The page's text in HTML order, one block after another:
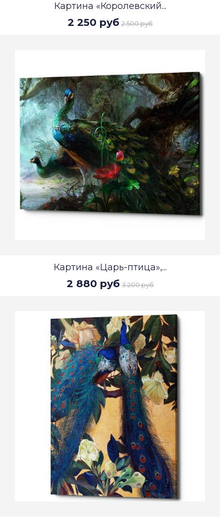
Картина «Королевский...
2 250 руб 2 500 руб
Картина «Царь-птица»,...
2 880 руб 3 200 руб